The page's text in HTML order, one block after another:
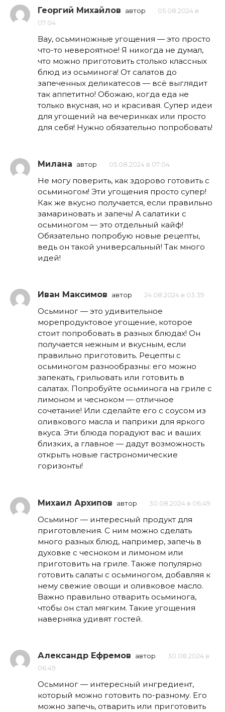
Георгий Михайлов автор
05.08.2024 в
07:04
Вау, осьминожные угощения — это просто
что-то невероятное! Я никогда не думал,
что можно приготовить столько классных
блюд из осьминога! От салатов до
запеченных деликатесов — всё выглядит
так аппетитно! Обожаю, когда еда не
только вкусная, но и красивая. Супер идеи
для угощений на вечеринках или просто
для себя! Нужно обязательно попробовать!
Милана автор 05.08.2024 в 07:04
Не могу поверить, как здорово готовить с
осьминогом! Эти угощения просто супер!
Как же вкусно получается, если правильно
замариновать и запечь! А салатики с
осьминогом — это отдельный кайф!
Обязательно попробую новые рецепты,
ведь он такой универсальный! Так много
идей!
Иван Максимов автор 24.08.2024 в 03:39
Осьминог — это удивительное
морепродуктовое угощение, которое
стоит попробовать в разных блюдах! Он
получается нежным и вкусным, если
правильно приготовить. Рецепты с
осьминогом разнообразны: его можно
запекать, грильовать или готовить в
салатах. Попробуйте осьминога на гриле с
лимоном и чесноком — отличное
сочетание! Или сделайте его с соусом из
оливкового масла и паприки для яркого
вкуса. Эти блюда порадуют вас и ваших
близких, а главное — дадут возможность
открыть новые гастрономические
горизонты!
Михаил Архипов автор 30.08.2024 в 06:49
Осьминог — интересный продукт для
приготовления. С ним можно сделать
много разных блюд, например, запечь в
духовке с чесноком и лимоном или
приготовить на гриле. Также популярно
готовить салаты с осьминогом, добавляя к
нему свежие овощи и оливковое масло.
Важно правильно отварить осьминога,
чтобы он стал мягким. Такие угощения
наверняка удивят гостей.
Александр Ефремов автор
30.08.2024 в
06:49
Осьминог — интересный ингредиент,
который можно готовить по-разному. Его
можно запечь, отварить или приготовить